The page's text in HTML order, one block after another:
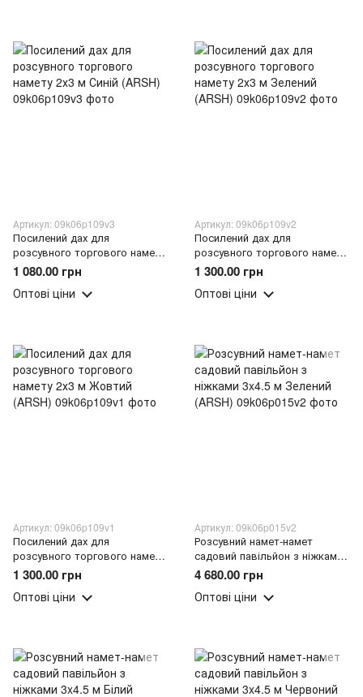
Артикул: 09k06p109v3
Посилений дах для
розсувного торгового намету
2х3 м Синій (ARSH)
1 080.00 грн
Оптові ціни
Артикул: 09k06p109v2
Посилений дах для
розсувного торгового намету
2х3 м Зелений (ARSH)
1 300.00 грн
Оптові ціни
Артикул: 09k06p109v1
Посилений дах для
розсувного торгового намету
2х3 м Жовтий (ARSH)
1 300.00 грн
Оптові ціни
Артикул: 09k06p015v2
Розсувний намет-намет
садовий павільйон з ніжками
3x4.5 м Зелений (ARSH)
4 680.00 грн
Оптові ціни